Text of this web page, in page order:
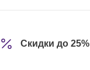
Скидки до 25%